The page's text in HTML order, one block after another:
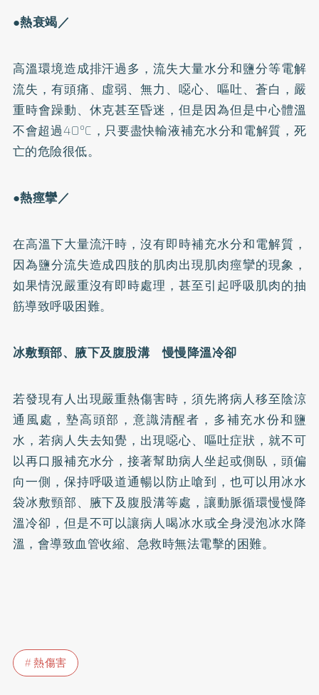
●熱衰竭／
高溫環境造成排汗過多，流失大量水分和鹽分等電解
流失，有頭痛、虛弱、無力、噁心、嘔吐、蒼白，嚴
重時會躁動、休克甚至昏迷，但是因為但是中心體溫
不會超過40°C，只要盡快輸液補充水分和電解質，死
亡的危險很低。
●熱痙攣／
在高溫下大量流汗時，沒有即時補充水分和電解質，
因為鹽分流失造成四肢的肌肉出現肌肉痙攣的現象，
如果情況嚴重沒有即時處理，甚至引起呼吸肌肉的抽
筋導致呼吸困難。
冰敷頸部、腋下及腹股溝 慢慢降溫冷卻
若發現有人出現嚴重熱傷害時，須先將病人移至陰涼
通風處，墊高頭部，意識清醒者，多補充水份和鹽
水，若病人失去知覺，出現噁心、嘔吐症狀，就不可
以再口服補充水分，接著幫助病人坐起或側臥，頭偏
向一側，保持呼吸道通暢以防止嗆到，也可以用冰水
袋冰敷頸部、腋下及腹股溝等處，讓動脈循環慢慢降
溫冷卻，但是不可以讓病人喝冰水或全身浸泡冰水降
溫，會導致血管收縮、急救時無法電擊的困難。
熱傷害